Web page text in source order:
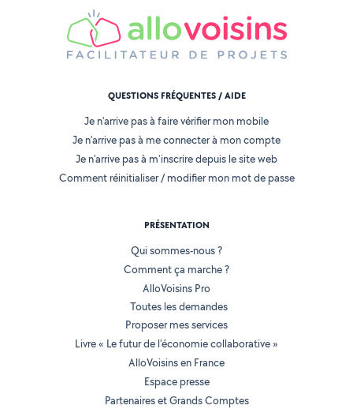
QUESTIONS FRÉQUENTES / AIDE
Je n'arrive pas à faire vérifier mon mobile
Je n'arrive pas à me connecter à mon compte
Je n'arrive pas à m'inscrire depuis le site web
Comment réinitialiser / modifier mon mot de passe
PRÉSENTATION
Qui sommes-nous ?
Comment ça marche ?
AlloVoisins Pro
Toutes les demandes
Proposer mes services
Livre « Le futur de l'économie collaborative »
AlloVoisins en France
Espace presse
Partenaires et Grands Comptes